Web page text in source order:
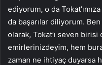
ediyorum, o da
da başarılar diliyorum.
olarak, Tokat’ı seven
emirlerinizdeyim, hem
zaman ne ihtiyaç duyarsa